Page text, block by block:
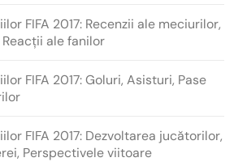
FIFA 2017: Recenzii ale meciurilor,
ale fanilor
FIFA 2017: Goluri, Asisturi, Pase
FIFA 2017: Dezvoltarea jucătorilor,
Perspectivele viitoare